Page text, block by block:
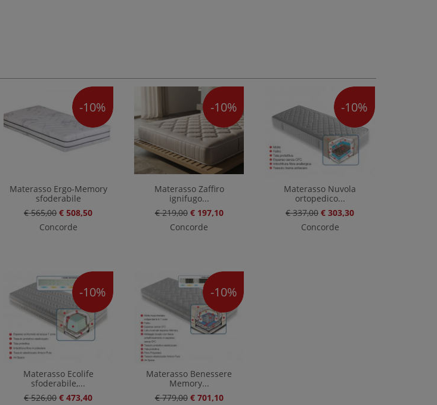
-10%
Materasso Ergo-Memory
sfoderabile
€ 565,00 € 508,50
Concorde
-10%
Materasso Zaffiro
ignifugo...
€ 219,00 € 197,10
Concorde
-10%
Materasso Nuvola
ortopedico...
€ 337,00 € 303,30
Concorde
-10%
Materasso Ecolife
sfoderabile,...
€ 526,00 € 473,40
-10%
Materasso Benessere
Memory...
€ 779,00 € 701,10